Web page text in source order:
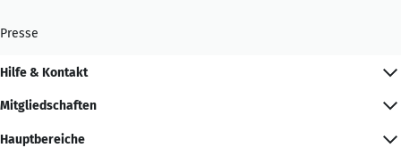
Presse
Hilfe & Kontakt
Mitgliedschaften
Hauptbereiche